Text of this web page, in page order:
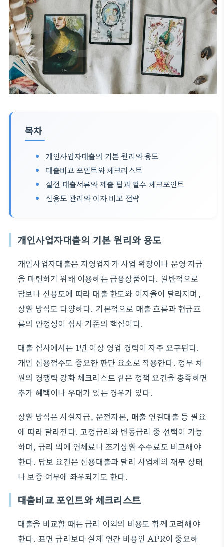
목차
개인사업자대출의 기본 원리와 용도
대출비교 포인트와 체크리스트
실전 대출서류와 제출 팁과 필수 체크포인트
신용도 관리와 이자 비교 전략
개인사업자대출의 기본 원리와 용도
개인사업자대출은 자영업자가 사업 확장이나 운영 자금
을 마련하기 위해 이용하는 금융상품이다. 일반적으로
담보나 신용도에 따라 대출 한도와 이자율이 달라지며,
상환 방식도 다양하다. 기본적으로 매출 흐름과 현금흐
름의 안정성이 심사 기준의 핵심이다.
대출 심사에서는 1년 이상 영업 경력이 자주 요구된다.
개인 신용점수도 중요한 판단 요소로 작용한다. 정부 차
원의 경쟁력 강화 체크리스트 같은 정책 요건을 충족하면
추가 혜택이나 우대가 있는 경우가 있다.
상환 방식은 시설자금, 운전자본, 매출 연결대출 등 필요
에 따라 달라진다. 고정금리와 변동금리 중 선택이 가능
하며, 금리 외에 연체료나 조기상환 수수료도 비교해야
한다. 담보 요건은 신용대출과 달리 사업체의 재무 상태
나 보증 여부에 좌우되기도 한다.
대출비교 포인트와 체크리스트
대출을 비교할 때는 금리 이외의 비용도 함께 고려해야
한다. 표면 금리보다 실제 연간 비용인 APR이 중요하